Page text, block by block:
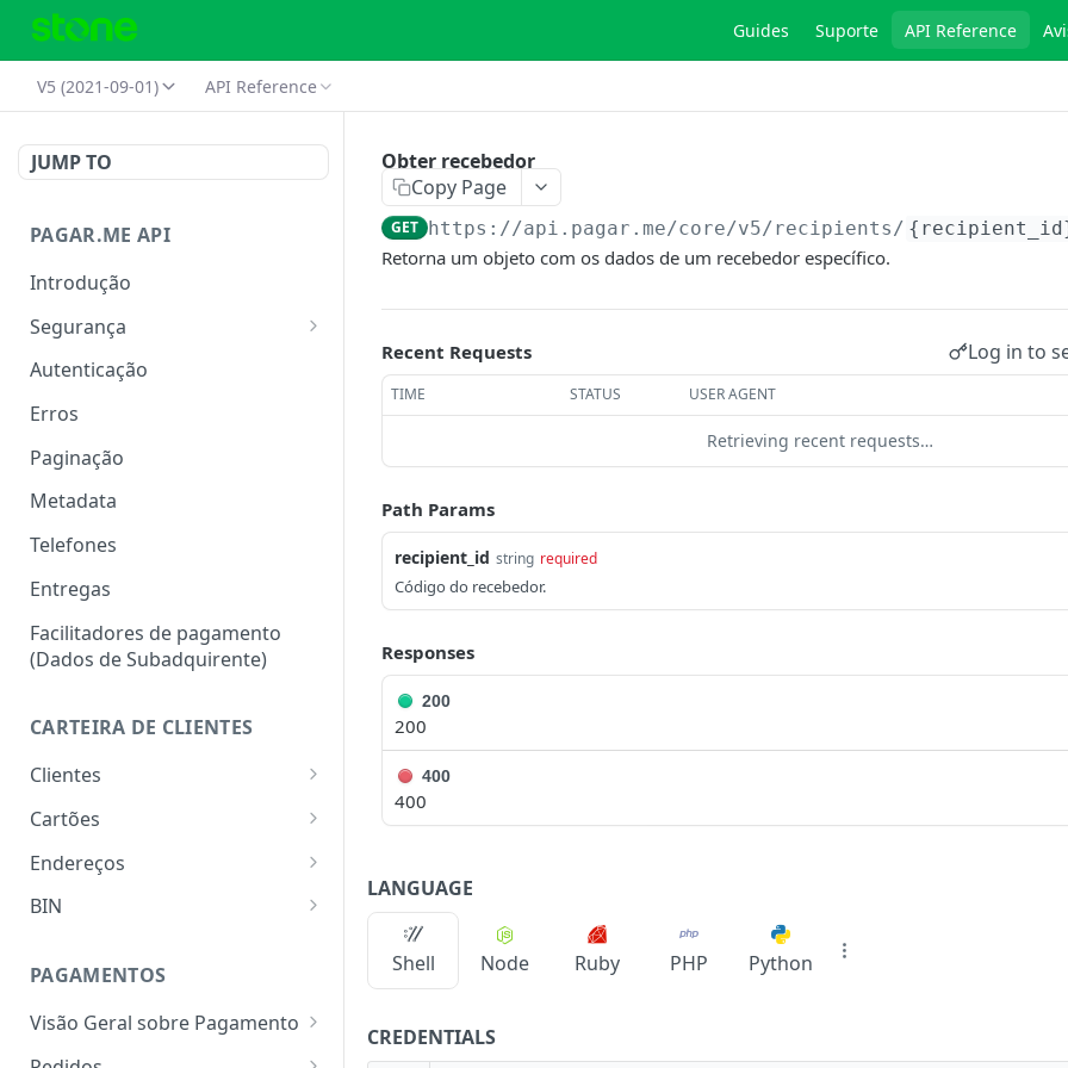
Guides Suporte API Reference
V5 (2021-09-01) API Reference
JUMP TO
PAGAR.ME API
Introdução
Segurança
IP Allowlist
Rate Limit
Autenticação
Erros
Paginação
Metadata
Telefones
Entregas
Facilitadores de pagamento
(Dados de Subadquirente)
CARTEIRA DE CLIENTES
Clientes
Criar cliente
Obter cliente
Editar cliente
Cartões
Criar cartão
Obter cartão
Editar cartão
Excluir cartão DEL
Endereços
Criar endereço
Editar endereço
Listar endereços GET
BIN
BIN
PAGAMENTOS
Visão Geral sobre Pagamento
Cartão de crédito
Obter recebedor
Copy Page
GET https://api.pagar.me/core/v5/recipients/
Retorna um objeto com os dados de um recebedor específico.
Recent Requests Log in to
TIME STATUS USER AGENT
Retrieving recent requests…
Path Params
recipient_id string required
Código do recebedor.
Responses
200
200
400
400
LANGUAGE
Shell Node Ruby PHP Python
CREDENTIALS